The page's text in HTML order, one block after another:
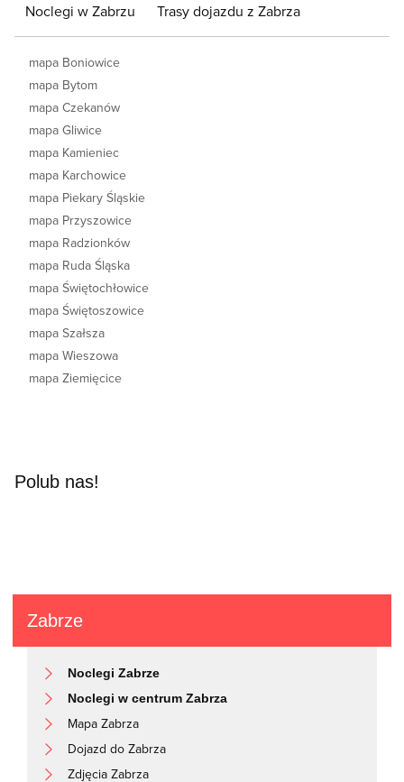
Noclegi w Zabrzu Trasy dojazdu z Zabrza
mapa Boniowice
mapa Bytom
mapa Czekanów
mapa Gliwice
mapa Kamieniec
mapa Karchowice
mapa Piekary Śląskie
mapa Przyszowice
mapa Radzionków
mapa Ruda Śląska
mapa Świętochłowice
mapa Świętoszowice
mapa Szałsza
mapa Wieszowa
mapa Ziemięcice
Polub nas!
Zabrze
Noclegi Zabrze
Noclegi w centrum Zabrza
Mapa Zabrza
Dojazd do Zabrza
Zdjęcia Zabrza